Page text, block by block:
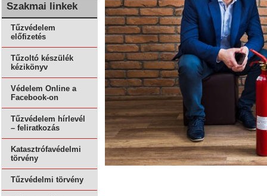
Szakmai linkek
Tűzvédelem
előfizetés
Tűzoltó készülék
kézikönyv
Védelem Online a
Facebook-on
Tűzvédelem hírlevél
– feliratkozás
Katasztrófavédelmi
törvény
Tűzvédelmi törvény